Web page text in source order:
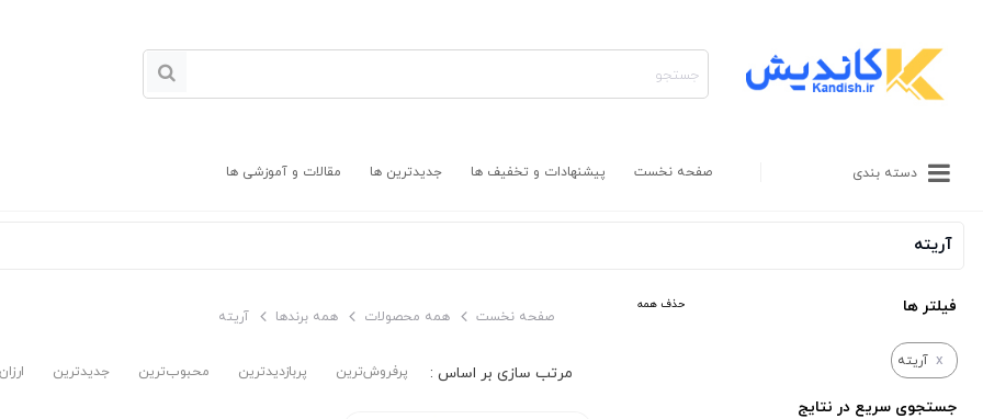
دسته بندی صفحه نخست پیشنهادات و تخفیف ها جدیدترین ها مقالات و آموزشی ها
آریته
فیلتر ها حذف همه
x آریته
جستجوی سریع در نتایج
صفحه نخست همه محصولات همه برندها آریته
پرفروش‌ترین‌ پربازدیدترین محبوب‌ترین جدیدترین